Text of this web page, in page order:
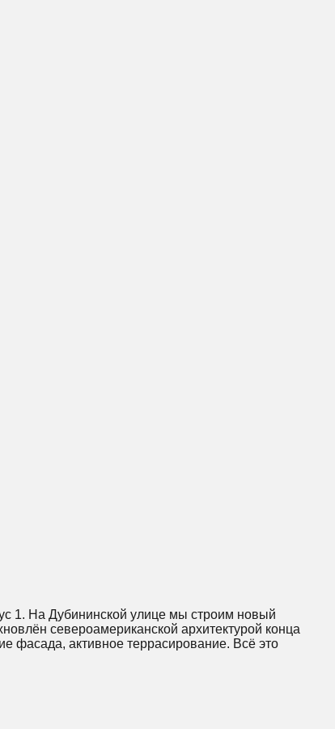
1. На Дубининской улице мы строим новый
североамериканской архитектурой конца
фасада, активное террасирование. Всё это